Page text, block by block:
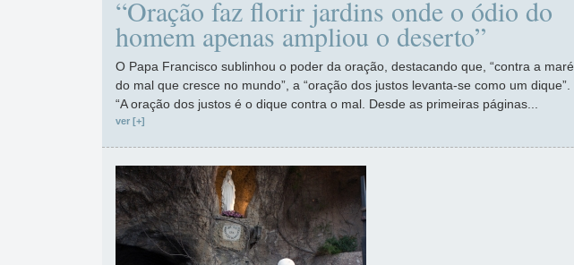
“Oração faz florir jardins onde o ódio do
homem apenas ampliou o deserto”
O Papa Francisco sublinhou o poder da oração, destacando que, “contra a maré
do mal que cresce no mundo”, a “oração dos justos levanta-se como um dique”.
“A oração dos justos é o dique contra o mal. Desde as primeiras páginas...
ver [+]